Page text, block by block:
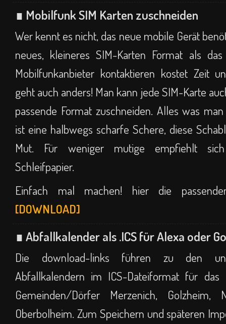
∎ Mobilfunk SIM Karten zuschneiden
Wer kennt es nicht, das neue mobile Gerät
neues, kleineres SIM-Karten Format als
Mobilfunkanbieter kontaktieren kostet Zeit
geht auch anders! Man kann jede SIM-Karte
passende Format zuschneiden. Alles was
ist eine halbwegs scharfe Schere, diese
Mut. Für weniger mutige empfiehlt
Schleifpapier.
Einfach mal machen! hier die
[DOWNLOAD]
∎ Abfallkalender als .ICS für Alexa oder
Die download-links führen zu den
Abfallkalendern im ICS-Dateiformat für
Gemeinden/Dörfer Merzenich, Golzheim,
Oberbolheim. Zum Speichern und späteren